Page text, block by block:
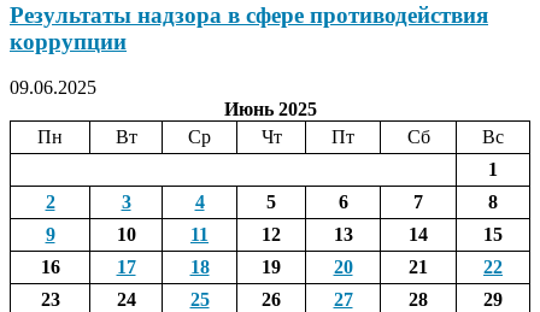
Результаты надзора в сфере противодействия
коррупции
09.06.2025
Июнь 2025
Пн
Вт Ср Чт Пт Сб
Вс
1
2
3 4 5 6 7
8
9
10 11 12 13 14
15
16
17 18 19 20 21
22
23
24 25 26 27 28
29